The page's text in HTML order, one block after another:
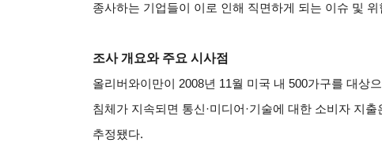
종사하는 기업들이 이로 인해 직면하게 되는 이슈 및
조사 개요와 주요 시사점
올리버와이만이 2008년 11월 미국 내 500가구를 대상
침체가 지속되면 통신·미디어·기술에 대한 소비자 지
추정됐다.